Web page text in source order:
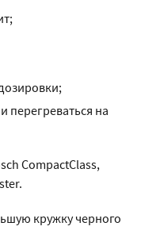
перегреваться на
CompactClass,
кружку черного